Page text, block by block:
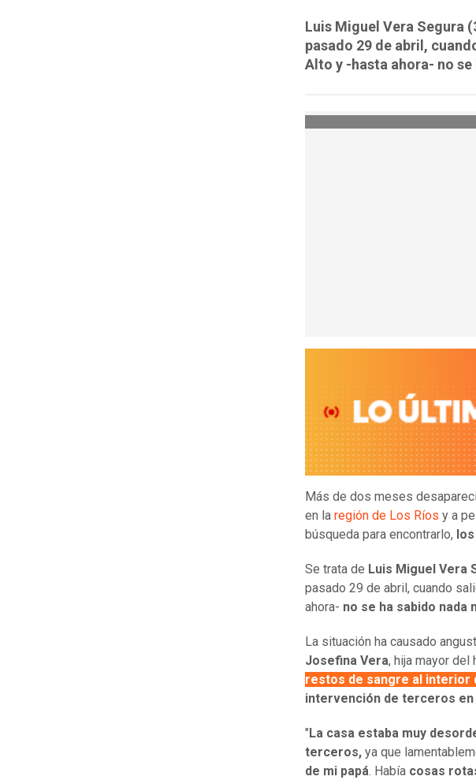
Luis Miguel Vera Segura
pasado 29 de abril,
Alto y -hasta ahora- no
Más de dos meses
en la región de Los Ríos y a
búsqueda para encontrarlo,
Se trata de Luis Miguel Vera
pasado 29 de abril, cuando
ahora- no se ha sabido nada
La situación ha causado
Josefina Vera, hija mayor del
restos de sangre al interior
intervención de terceros en
" La casa estaba muy
terceros, ya que
de mi papá. Había cosas